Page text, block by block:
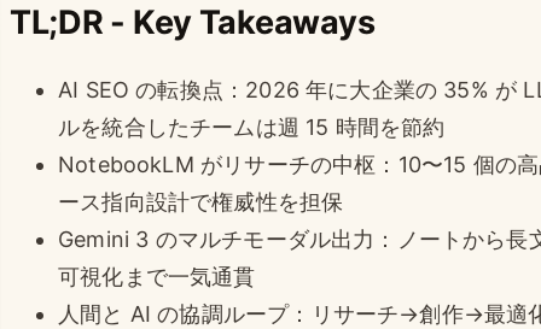
TL;DR - Key Takeaways
AI SEO の転換点：2026 年に大企業の 35% が
ルを統合したチームは週 15 時間を節約
NotebookLM がリサーチの中枢：10〜15 個の
ース指向設計で権威性を担保
Gemini 3 のマルチモーダル出力：ノートから
可視化まで一気通貫
人間と AI の協調ループ：リサーチ→創作→最